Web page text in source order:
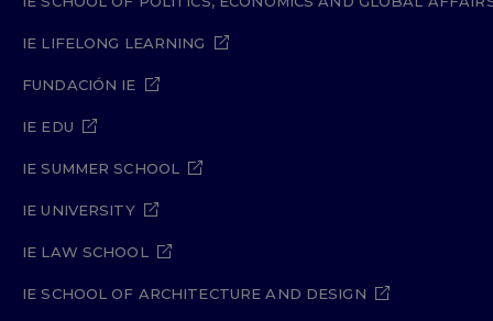
IE LIFELONG LEARNING
FUNDACIÓN IE
IE EDU
IE SUMMER SCHOOL
IE UNIVERSITY
IE LAW SCHOOL
IE SCHOOL OF ARCHITECTURE AND DESIGN